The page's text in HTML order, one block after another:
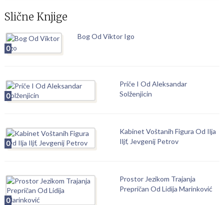
Slične Knjige
0
Bog Od Viktor Igo
0
Priče I Od Aleksandar
Solženjicin
0
Kabinet Voštanih Figura Od Ilja
Iljf, Jevgenij Petrov
0
Prostor Jezikom Trajanja
Prepričan Od Lidija Marinković